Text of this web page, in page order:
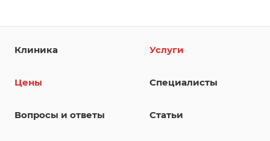
Клиника Услуги
Цены Специалисты
Вопросы и ответы Статьи